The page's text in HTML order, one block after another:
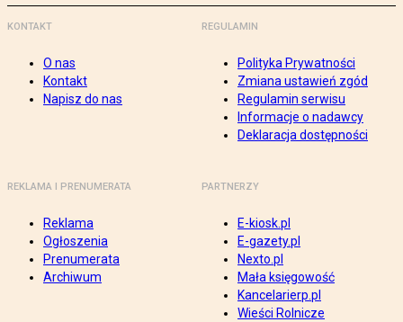
KONTAKT
O nas
Kontakt
Napisz do nas
REGULAMIN
Polityka Prywatności
Zmiana ustawień zgód
Regulamin serwisu
Informacje o nadawcy
Deklaracja dostępności
REKLAMA I PRENUMERATA
Reklama
Ogłoszenia
Prenumerata
Archiwum
PARTNERZY
E-kiosk.pl
E-gazety.pl
Nexto.pl
Mała księgowość
Kancelarierp.pl
Wieści Rolnicze